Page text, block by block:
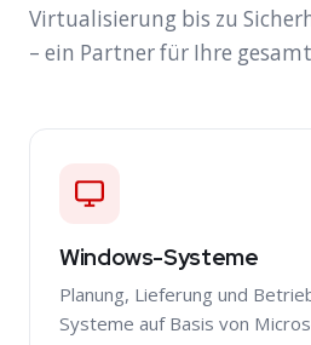
Virtualisierung bis zu
– ein Partner für Ihre
Windows-Systeme
Planung, Lieferung und
Systeme auf Basis von